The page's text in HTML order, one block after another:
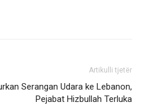
Artikulli tjetër
Serangan Udara ke Lebanon,
Pejabat Hizbullah Terluka